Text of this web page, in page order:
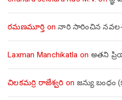
రమణమూర్తి onనారి సారించిన నవల-
Laxman Manchikatla on అతని
చిలకమర్రి రాజేశ్వరి on జన్యు బంధం